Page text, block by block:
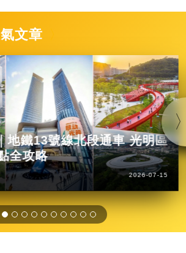
文章
地鐵13號線北段通車 光明區
全攻略
2026-07-15